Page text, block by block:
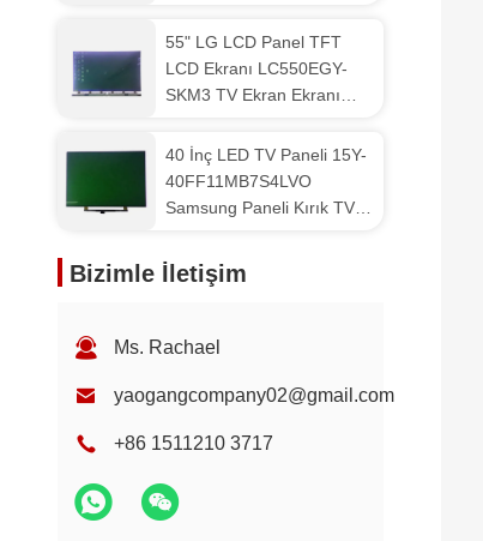
55" LG LCD Panel TFT
LCD Ekranı LC550EGY-
SKM3 TV Ekran Ekranı
40 İnç LED TV Paneli 15Y-
40FF11MB7S4LVO
Samsung Paneli Kırık TV
Bizimle İletişim
Ms. Rachael
yaogangcompany02@gmail.com
+86 1511210 3717